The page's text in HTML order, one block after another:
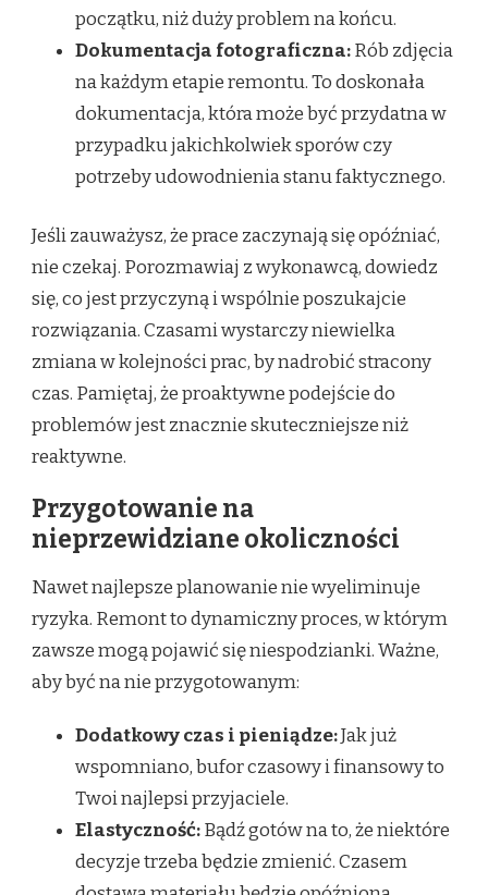
początku, niż duży problem na końcu.
Dokumentacja fotograficzna:Rób zdjęcia
na każdym etapie remontu. To doskonała
dokumentacja, która może być przydatna w
przypadku jakichkolwiek sporów czy
potrzeby udowodnienia stanu faktycznego.
Jeśli zauważysz, że prace zaczynają się opóźniać,
nie czekaj. Porozmawiaj z wykonawcą, dowiedz
się, co jest przyczyną i wspólnie poszukajcie
rozwiązania. Czasami wystarczy niewielka
zmiana w kolejności prac, by nadrobić stracony
czas. Pamiętaj, że proaktywne podejście do
problemów jest znacznie skuteczniejsze niż
reaktywne.
Przygotowanie na
nieprzewidziane okoliczności
Nawet najlepsze planowanie nie wyeliminuje
ryzyka. Remont to dynamiczny proces, w którym
zawsze mogą pojawić się niespodzianki. Ważne,
aby być na nie przygotowanym:
Dodatkowy czas i pieniądze:Jak już
wspomniano, bufor czasowy i finansowy to
Twoi najlepsi przyjaciele.
Elastyczność:Bądź gotów na to, że niektóre
decyzje trzeba będzie zmienić. Czasem